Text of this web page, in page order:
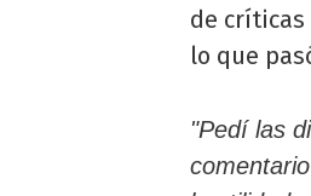
de críticas
lo que
"Pedí las